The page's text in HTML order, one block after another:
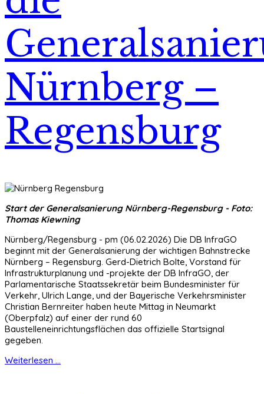
Nürnberg –
Regensburg
Start der Generalsanierung Nürnberg-Regensburg - Foto:
Thomas Kiewning
Nürnberg/Regensburg - pm (06.02.2026) Die DB InfraGO
beginnt mit der Generalsanierung der wichtigen Bahnstrecke
Nürnberg – Regensburg. Gerd-Dietrich Bolte, Vorstand für
Infrastrukturplanung und -projekte der DB InfraGO, der
Parlamentarische Staatssekretär beim Bundesminister für
Verkehr, Ulrich Lange, und der Bayerische Verkehrsminister
Christian Bernreiter haben heute Mittag in Neumarkt
(Oberpfalz) auf einer der rund 60
Baustelleneinrichtungsflächen das offizielle Startsignal
gegeben.
Weiterlesen ...